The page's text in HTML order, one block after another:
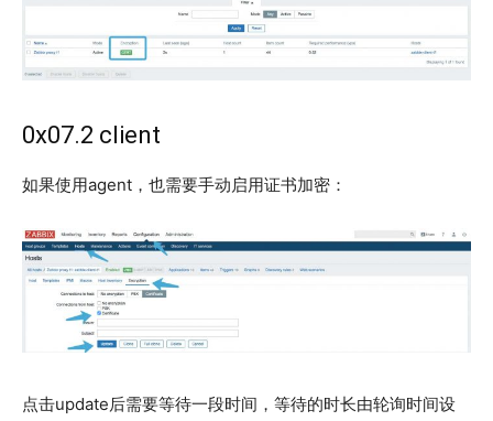
0x07.2 client
如果使用agent，也需要手动启用证书加密：
点击update后需要等待一段时间，等待的时长由轮询时间设